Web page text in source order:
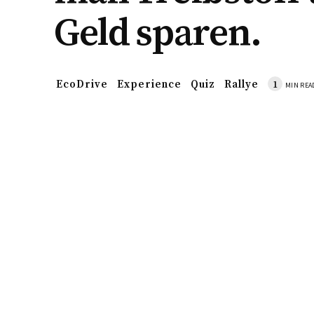
Geld sparen.
EcoDrive Experience Quiz Rallye 1 MIN